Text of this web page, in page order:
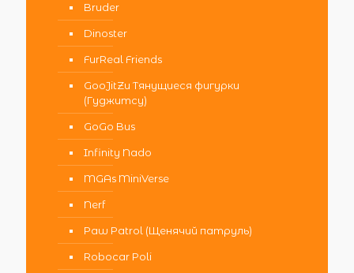
Bruder
Dinoster
FurReal Friends
GooJitZu Тянущиеся фигурки
(Гуджитсу)
GoGo Bus
Infinity Nado
MGAs MiniVerse
Nerf
Paw Patrol (Щенячий патруль)
Robocar Poli